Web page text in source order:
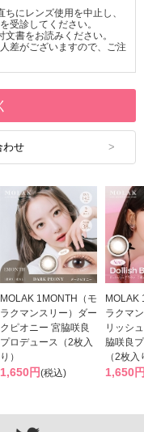
にレンズ使用を中止し、
受診してください。
書をお読みください。
差がございますので、ご注
わせ
MOLAK 1MONTH（モ
ラクマンスリー）ダー
クピオニー 宮脇咲良
プロデュース（2枚入
り）
1,650円(税込)
MOLAK
ラクマ
リッシ
脇咲良
（2枚入
1,650